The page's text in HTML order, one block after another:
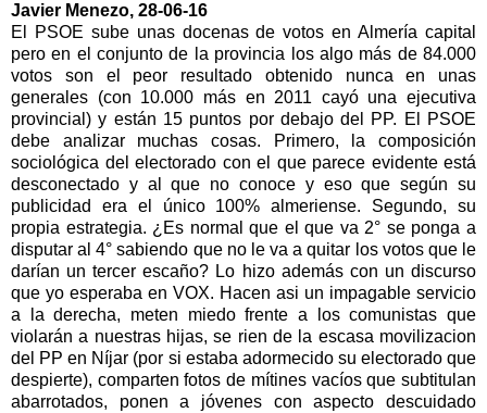
Javier Menezo, 28-06-16
El PSOE sube unas docenas de votos en Almería capital
pero en el conjunto de la provincia los algo más de 84.000
votos son el peor resultado obtenido nunca en unas
generales (con 10.000 más en 2011 cayó una ejecutiva
provincial) y están 15 puntos por debajo del PP. El PSOE
debe analizar muchas cosas. Primero, la composición
sociológica del electorado con el que parece evidente está
desconectado y al que no conoce y eso que según su
publicidad era el único 100% almeriense. Segundo, su
propia estrategia. ¿Es normal que el que va 2° se ponga a
disputar al 4° sabiendo que no le va a quitar los votos que le
darían un tercer escaño? Lo hizo además con un discurso
que yo esperaba en VOX. Hacen asi un impagable servicio
a la derecha, meten miedo frente a los comunistas que
violarán a nuestras hijas, se rien de la escasa movilizacion
del PP en Níjar (por si estaba adormecido su electorado que
despierte), comparten fotos de mítines vacíos que subtitulan
abarrotados, ponen a jóvenes con aspecto descuidado